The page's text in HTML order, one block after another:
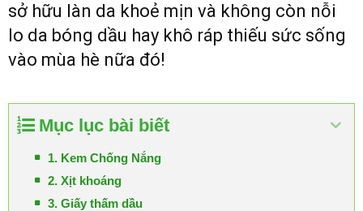
sở hữu làn da khoẻ mịn và không còn nỗi
lo da bóng dầu hay khô ráp thiếu sức sống
vào mùa hè nữa đó!
Mục lục bài biết
1. Kem Chống Nắng
2. Xịt khoáng
3. Giấy thấm dầu